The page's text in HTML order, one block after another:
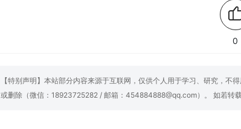
0
【特别声明】本站部分内容来源于互联网，仅供个人用于学习、研究，
或删除（微信：18923725282 / 邮箱：454884888@qq.com）。 如若转